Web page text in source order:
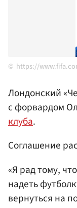
https://
Лондонский
с форвардом
клуба.
Соглашение
«Я рад тому,
надеть
вернуться на